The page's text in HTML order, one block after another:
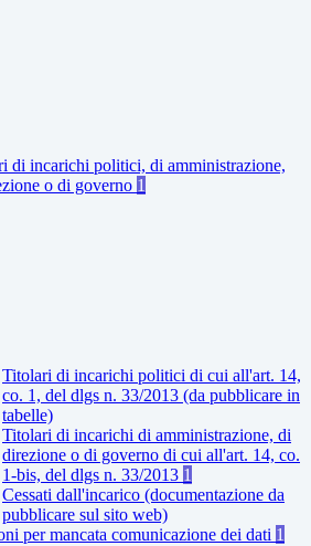
di incarichi politici, di amministrazione,
o di governo 1
Titolari di incarichi politici di cui all'art. 14,
co. 1, del dlgs n. 33/2013 (da pubblicare in
tabelle)
Titolari di incarichi di amministrazione, di
direzione o di governo di cui all'art. 14, co.
1-bis, del dlgs n. 33/2013 1
Cessati dall'incarico (documentazione da
pubblicare sul sito web)
per mancata comunicazione dei dati 1